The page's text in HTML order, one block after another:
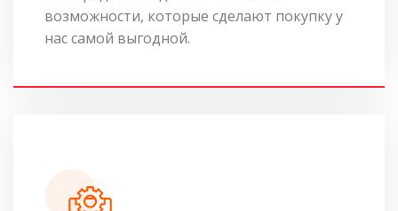
возможности, которые сделают покупку у
нас самой выгодной.